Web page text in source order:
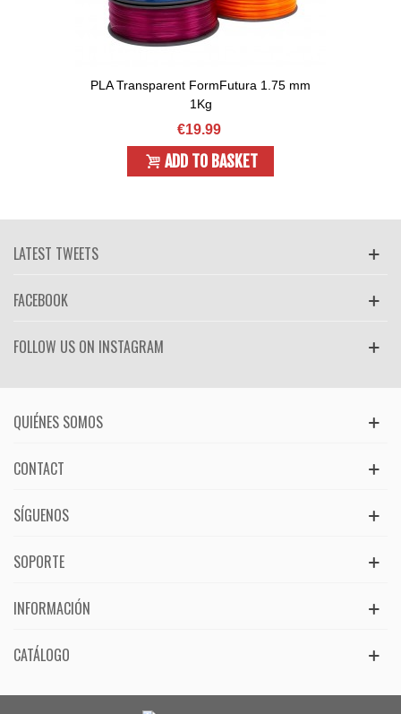
PLA Transparent FormFutura 1.75 mm
1Kg
€19.99
ADD TO BASKET
LATEST TWEETS
FACEBOOK
FOLLOW US ON INSTAGRAM
QUIÉNES SOMOS
CONTACT
SÍGUENOS
SOPORTE
INFORMACIÓN
CATÁLOGO